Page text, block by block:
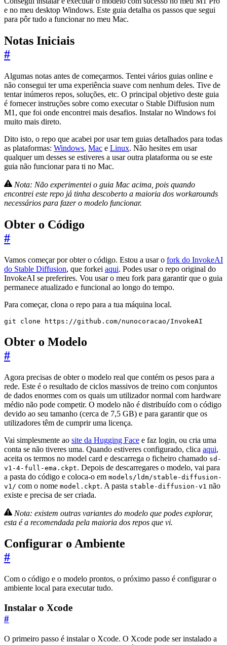
e no meu desktop Windows. Este guia detalha os passos que segui
para pôr tudo a funcionar no meu Mac.
Notas Iniciais
#
Algumas notas antes de começarmos. Tentei vários guias online e
não consegui ter uma experiência suave com nenhum deles. Tive de
tentar inúmeros repos, soluções, etc. O principal objetivo deste guia
é fornecer instruções sobre como executar o Stable Diffusion num
M1, que foi onde encontrei mais desafios. Instalar no Windows foi
muito mais direto.
Dito isto, o repo que acabei por usar tem guias detalhados para todas
as plataformas: Windows, Mac e Linux. Não hesites em usar
qualquer um desses se estiveres a usar outra plataforma ou se este
guia não funcionar para ti no Mac.
Nota: Não experimentei o guia Mac acima, pois quando
encontrei este repo já tinha descoberto a maioria dos workarounds
necessários para fazer o modelo funcionar.
Obter o Código
#
Vamos começar por obter o código. Estou a usar o fork do InvokeAI
do Stable Diffusion, que forkei aqui. Podes usar o repo original do
InvokeAI se preferires. Vou usar o meu fork para garantir que o guia
permanece atualizado e funcional ao longo do tempo.
Para começar, clona o repo para a tua máquina local.
git clone https://github.com/nunocoracao/InvokeAI
Obter o Modelo
#
Agora precisas de obter o modelo real que contém os pesos para a
rede. Este é o resultado de ciclos massivos de treino com conjuntos
de dados enormes com os quais um utilizador normal com hardware
médio não pode competir. O modelo não é distribuído com o código
devido ao seu tamanho (cerca de 7,5 GB) e para garantir que os
utilizadores têm de cumprir uma licença.
Vai simplesmente ao site da Hugging Face e faz login, ou cria uma
conta se não tiveres uma. Quando estiveres configurado, clica aqui,
aceita os termos no model card e descarrega o ficheiro chamado sd-
v1-4-full-ema.ckpt. Depois de descarregares o modelo, vai para
a pasta do código e coloca-o em models/ldm/stable-diffusion-
v1/ com o nome model.ckpt. A pasta stable-diffusion-v1 não
existe e precisa de ser criada.
Nota: existem outras variantes do modelo que podes explorar,
esta é a recomendada pela maioria dos repos que vi.
Configurar o Ambiente
#
Com o código e o modelo prontos, o próximo passo é configurar o
ambiente local para executar tudo.
Instalar o Xcode
#
O primeiro passo é instalar o Xcode. O Xcode pode ser instalado a